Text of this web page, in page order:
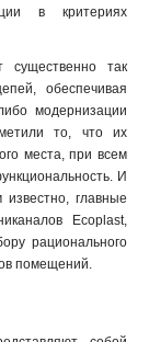
в критериях
существенно так
обеспечивая
модернизации
то, что их
места, при всем
И
главные
Ecoplast,
рационального
помещений.